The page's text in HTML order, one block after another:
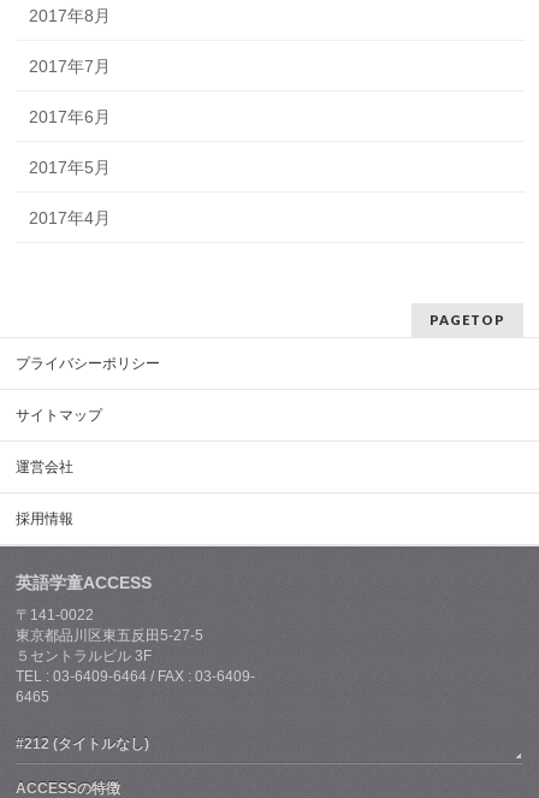
2017年8月
2017年7月
2017年6月
2017年5月
2017年4月
PAGETOP
プライバシーポリシー
サイトマップ
運営会社
採用情報
英語学童ACCESS
〒141-0022
東京都品川区東五反田5-27-5
５セントラルビル 3F
TEL : 03-6409-6464 / FAX : 03-6409-
6465
#212 (タイトルなし)
ACCESSの特徴